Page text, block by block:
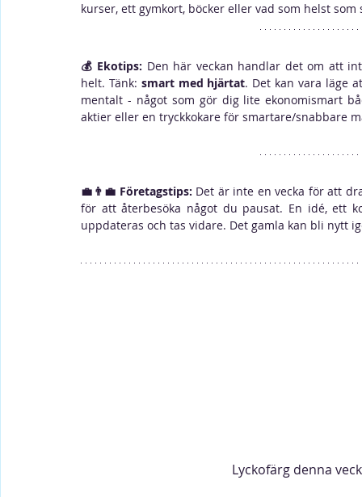
kurser, ett gymkort, böcker eller vad som helst
💰 Ekotips: Den här veckan handlar det om att
helt. Tänk: smart med hjärtat. Det kan vara läge
mentalt - något som gör dig lite ekonomismart
aktier eller en tryckkokare för smartare/snabbare
💼👨‍💼 Företagstips: Det är inte en vecka för att
för att återbesöka något du pausat. En idé, ett
uppdateras och tas vidare. Det gamla kan bli nytt
Lyckofärg denna